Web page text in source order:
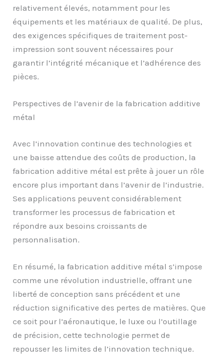
relativement élevés, notamment pour les
équipements et les matériaux de qualité. De plus,
des exigences spécifiques de traitement post-
impression sont souvent nécessaires pour
garantir l’intégrité mécanique et l’adhérence des
pièces.
Perspectives de l’avenir de la fabrication additive
métal
Avec l’innovation continue des technologies et
une baisse attendue des coûts de production, la
fabrication additive métal est prête à jouer un rôle
encore plus important dans l’avenir de l’industrie.
Ses applications peuvent considérablement
transformer les processus de fabrication et
répondre aux besoins croissants de
personnalisation.
En résumé, la fabrication additive métal s’impose
comme une révolution industrielle, offrant une
liberté de conception sans précédent et une
réduction significative des pertes de matières. Que
ce soit pour l’aéronautique, le luxe ou l’outillage
de précision, cette technologie permet de
repousser les limites de l’innovation technique.